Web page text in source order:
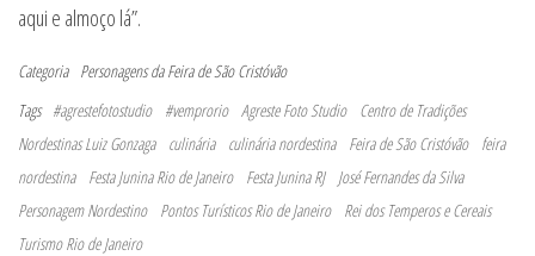
aqui e almoço lá”.
Categoria Personagens da Feira de São Cristóvão
Tags #agrestefotostudio #vemprorio Agreste Foto Studio
Centro de Tradições
Nordestinas Luiz Gonzaga
culinária culinária nordestina Feira de São Cristóvão
feira
nordestina
Festa Junina Rio de Janeiro Festa Junina RJ
José Fernandes da Silva
Personagem Nordestino
Pontos Turísticos Rio de Janeiro
Rei dos Temperos e Cereais
Turismo Rio de Janeiro